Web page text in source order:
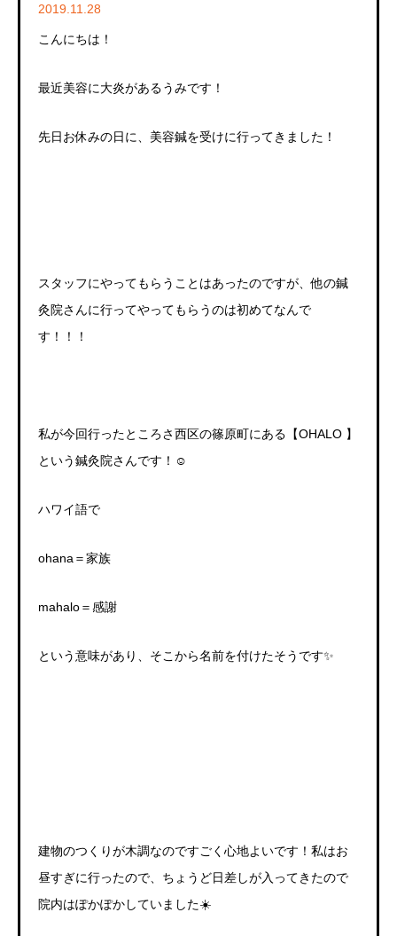
2019.11.28
こんにちは！
最近美容に大炎があるうみです！
先日お休みの日に、美容鍼を受けに行ってきました！
スタッフにやってもらうことはあったのですが、他の鍼
灸院さんに行ってやってもらうのは初めてなんで
す！！！
私が今回行ったところさ西区の篠原町にある【OHALO 】
という鍼灸院さんです！ ☺️
ハワイ語で
ohana＝家族
mahalo＝感謝
という意味があり、そこから名前を付けたそうです✨
建物のつくりが木調なのですごく心地よいです！私はお
昼すぎに行ったので、ちょうど日差しが入ってきたので
院内はぽかぽかしていました☀️